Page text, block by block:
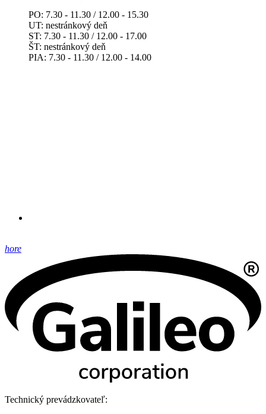
PO: 7.30 - 11.30 / 12.00 - 15.30
UT: nestránkový deň
ST: 7.30 - 11.30 / 12.00 - 17.00
ŠT: nestránkový deň
PIA: 7.30 - 11.30 / 12.00 - 14.00
hore
Technický prevádzkovateľ: